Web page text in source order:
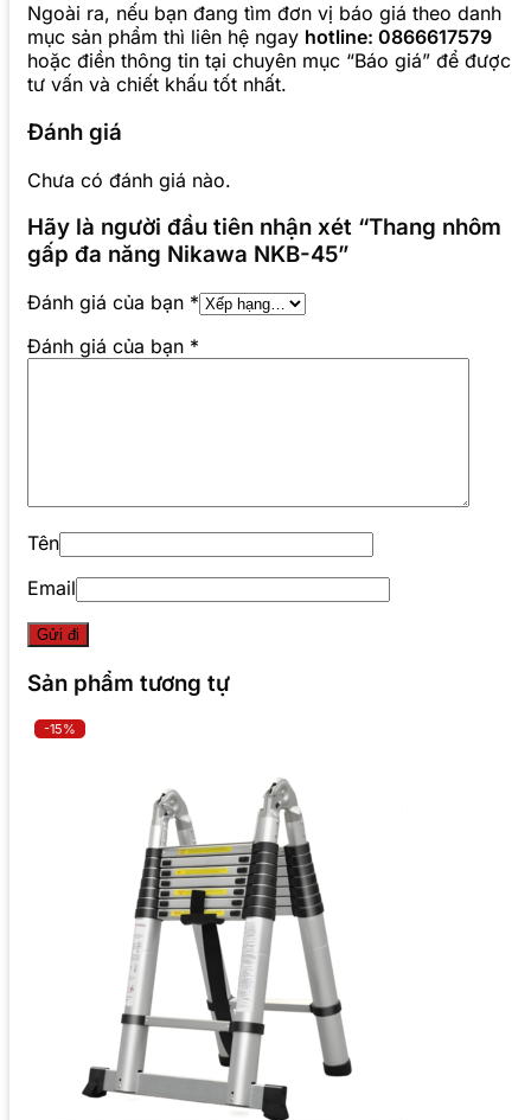
Ngoài ra, nếu bạn đang tìm đơn vị báo giá theo danh
mục sản phẩm thì liên hệ ngay hotline: 0866617579
hoặc điền thông tin tại chuyên mục “Báo giá” để được
tư vấn và chiết khấu tốt nhất.
Đánh giá
Chưa có đánh giá nào.
Hãy là người đầu tiên nhận xét “Thang nhôm
gấp đa năng Nikawa NKB-45”
Đánh giá của bạn *
Đánh giá của bạn *
Tên
Email
Sản phẩm tương tự
-15%